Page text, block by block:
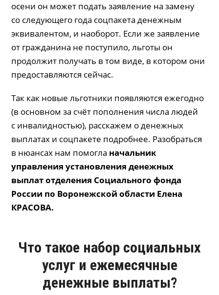
осени он может подать заявление на замену
со следующего года соцпакета денежным
эквивалентом, и наоборот. Если же заявление
от гражданина не поступило, льготы он
продолжит получать в том виде, в котором они
предоставляются сейчас.
Так как новые льготники появляются ежегодно
(в основном за счёт пополнения числа людей
с инвалидностью), расскажем о денежных
выплатах и соцпакете подробнее. Разобраться
в нюансах нам помогла начальник
управления установления денежных
выплат отделения Социального фонда
России по Воронежской области Елена
КРАСОВА.
Что такое набор социальных
услуг и ежемесячные
денежные выплаты?